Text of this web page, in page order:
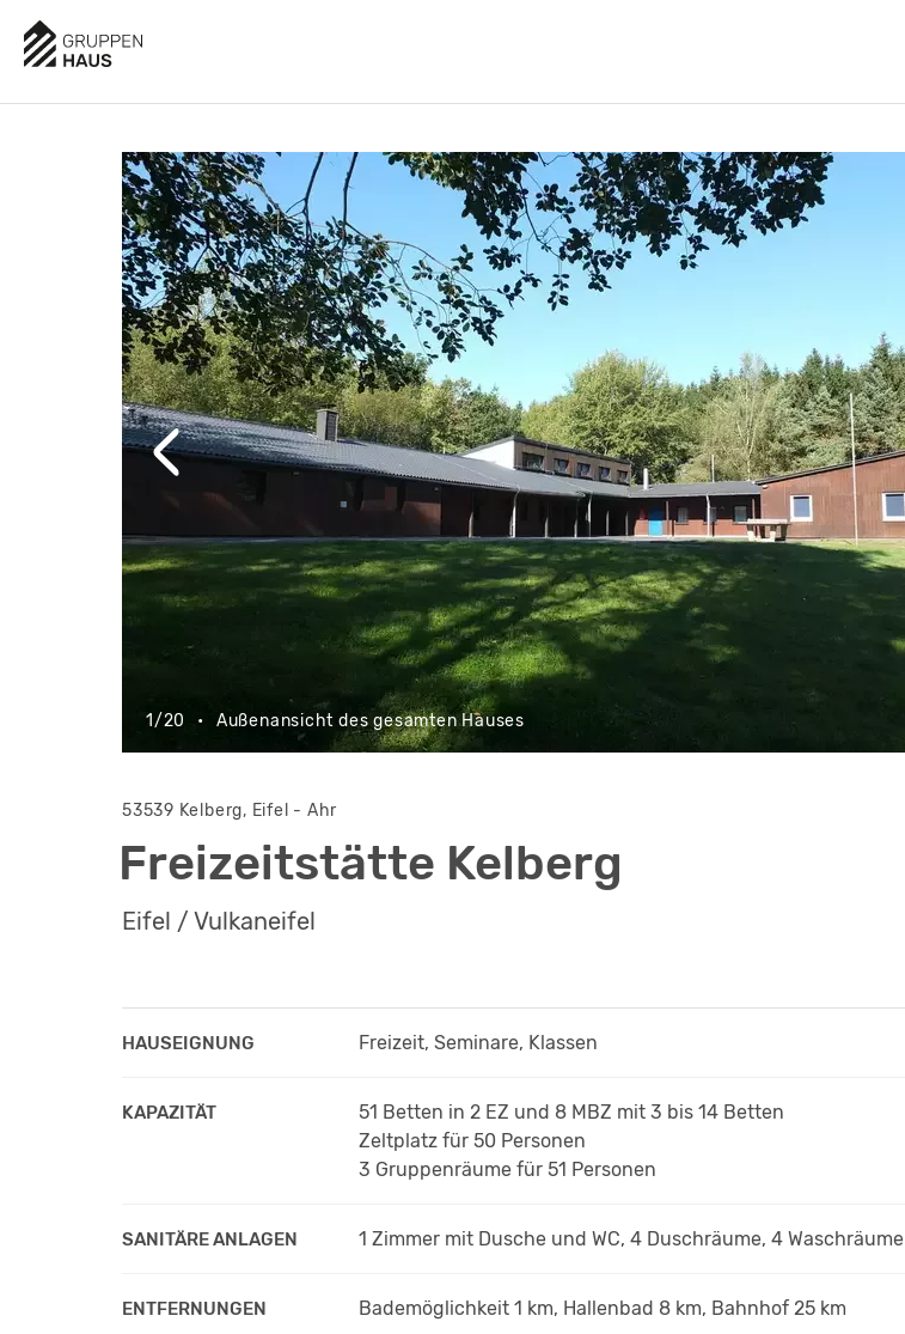
AUSSTATTUNG
1/20 • Außenansicht des gesamten Hauses
53539 Kelberg, Eifel - Ahr
Freizeitstätte Kelberg
Eifel / Vulkaneifel
HAUSEIGNUNG Freizeit, Seminare, Klassen
KAPAZITÄT 51 Betten in 2 EZ und 8 MBZ mit 3 bis 14 Betten
Zeltplatz für 50 Personen
3 Gruppenräume für 51 Personen
SANITÄRE ANLAGEN 1 Zimmer mit Dusche und WC, 4 Duschräume, 4 Waschräume
ENTFERNUNGEN Bademöglichkeit 1 km, Hallenbad 8 km, Bahnhof 25 km